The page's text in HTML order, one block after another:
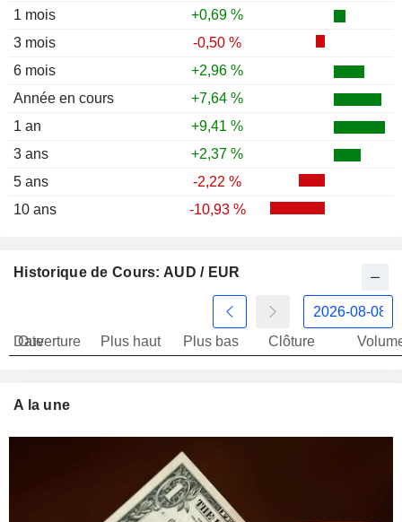
1 mois
+0,69 %
3 mois
-0,50 %
6 mois
+2,96 %
Année en cours
+7,64 %
1 an
+9,41 %
3 ans
+2,37 %
5 ans
-2,22 %
10 ans
-10,93 %
Historique de Cours: AUD / EUR
Date
Ouverture Plus haut Plus bas Clôture
A la une